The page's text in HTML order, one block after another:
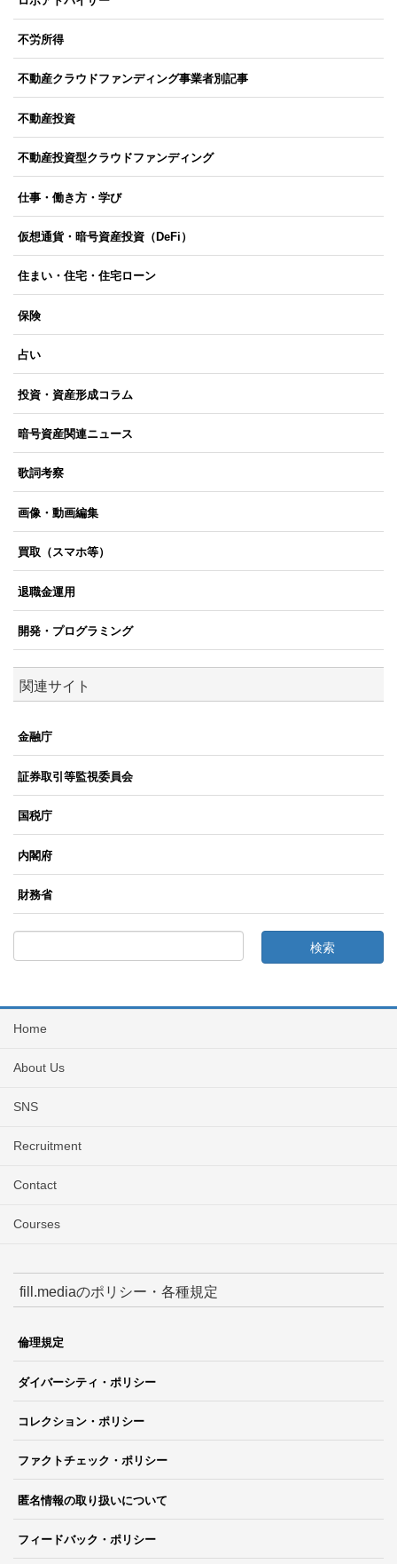
不労所得
不動産クラウドファンディング事業者別記事
不動産投資
不動産投資型クラウドファンディング
仕事・働き方・学び
仮想通貨・暗号資産投資（DeFi）
住まい・住宅・住宅ローン
保険
占い
投資・資産形成コラム
暗号資産関連ニュース
歌詞考察
画像・動画編集
買取（スマホ等）
退職金運用
開発・プログラミング
関連サイト
金融庁
証券取引等監視委員会
国税庁
内閣府
財務省
Home
About Us
SNS
Recruitment
Contact
Courses
fill.mediaのポリシー・各種規定
倫理規定
ダイバーシティ・ポリシー
コレクション・ポリシー
ファクトチェック・ポリシー
匿名情報の取り扱いについて
フィードバック・ポリシー